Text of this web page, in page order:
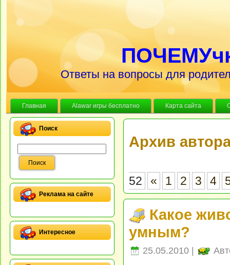
Ответы на вопросы для
Главная Alawar игры бесплатно Карта сайта
Поиск
Реклама на сайте
Интересное
Архив
52 « 1 2 3 4
Какое
умным?
25.05.2010 |